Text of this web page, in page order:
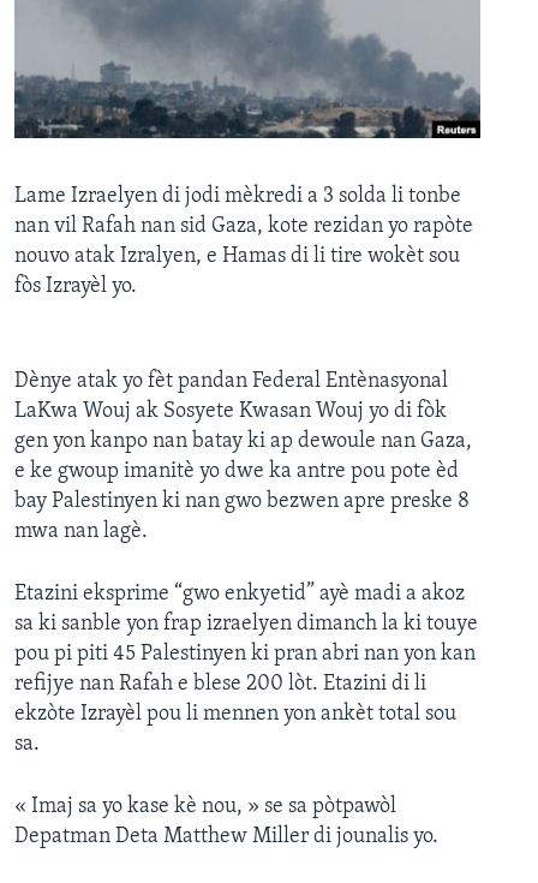
Languages
Lame Izraelyen di jodi mèkredi a 3 solda li tonbe
nan vil Rafah nan sid Gaza, kote rezidan yo rapòte
nouvo atak Izralyen, e Hamas di li tire wokèt sou
fòs Izrayèl yo.
Dènye atak yo fèt pandan Federal Entènasyonal
LaKwa Wouj ak Sosyete Kwasan Wouj yo di fòk
gen yon kanpo nan batay ki ap dewoule nan Gaza,
e ke gwoup imanitè yo dwe ka antre pou pote èd
bay Palestinyen ki nan gwo bezwen apre preske 8
mwa nan lagè.
Etazini eksprime “gwo enkyetid” ayè madi a akoz
sa ki sanble yon frap izraelyen dimanch la ki touye
pou pi piti 45 Palestinyen ki pran abri nan yon kan
refijye nan Rafah e blese 200 lòt. Etazini di li
ekzòte Izrayèl pou li mennen yon ankèt total sou
sa.
« Imaj sa yo kase kè nou, » se sa pòtpawòl
Depatman Deta Matthew Miller di jounalis yo.